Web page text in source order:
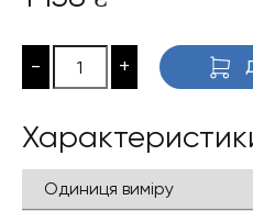
- +
Одиниця виміру